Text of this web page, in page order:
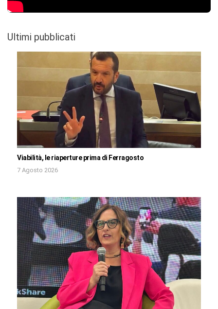
Ultimi pubblicati
Viabilità, le riaperture prima di Ferragosto
7 Agosto 2026